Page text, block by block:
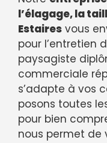
l’élagage, la
Estaires vous
pour l’entretien
paysagiste
commerciale
s’adapte à vos
posons toutes
pour bien
nous permet de